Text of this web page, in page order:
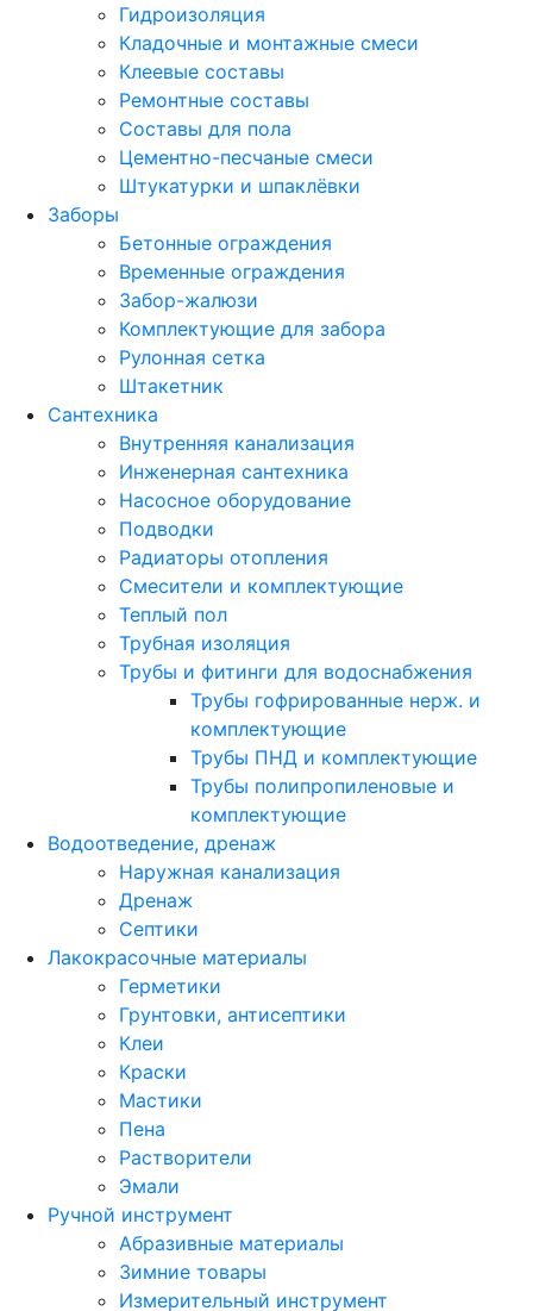
Гидроизоляция
Кладочные и монтажные смеси
Клеевые составы
Ремонтные составы
Составы для пола
Цементно-песчаные смеси
Штукатурки и шпаклёвки
Заборы
Бетонные ограждения
Временные ограждения
Забор-жалюзи
Комплектующие для забора
Рулонная сетка
Штакетник
Сантехника
Внутренняя канализация
Инженерная сантехника
Насосное оборудование
Подводки
Радиаторы отопления
Смесители и комплектующие
Теплый пол
Трубная изоляция
Трубы и фитинги для водоснабжения
Трубы гофрированные нерж. и
комплектующие
Трубы ПНД и комплектующие
Трубы полипропиленовые и
комплектующие
Водоотведение, дренаж
Наружная канализация
Дренаж
Септики
Лакокрасочные материалы
Герметики
Грунтовки, антисептики
Клеи
Краски
Мастики
Пена
Растворители
Эмали
Ручной инструмент
Абразивные материалы
Зимние товары
Измерительный инструмент